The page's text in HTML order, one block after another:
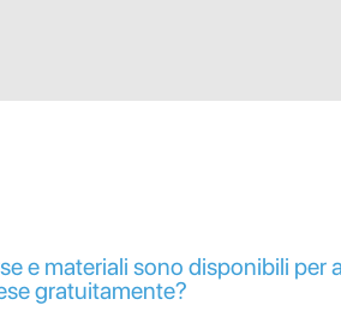
e materiali sono disponibili per
gratuitamente?